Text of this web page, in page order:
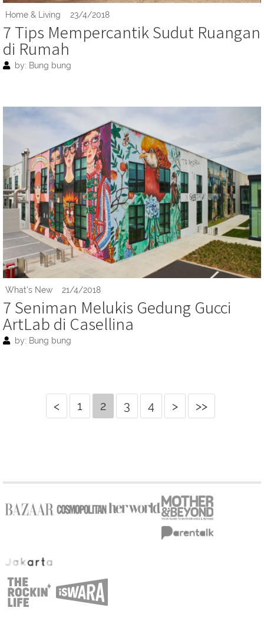
Home & Living 23/4/2018
7 Tips Mempercantik Sudut Ruangan
di Rumah
by: Bung bung
What's New 21/4/2018
7 Seniman Melukis Gedung Gucci
ArtLab di Casellina
by: Bung bung
< 1 2 3 4 > >>